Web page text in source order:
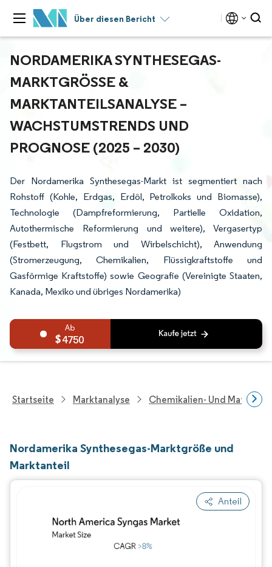
Über diesen Bericht
NORDAMERIKA SYNTHESEGAS-
MARKTGRÖSSE & M
ARKTANTEILSANALYSE – W
ACHSTUMSTRENDS UND P
ROGNOSE (2025 – 2030)
Der Nordamerika Synthesegas-Markt ist segmentiert nach
Rohstoff (Kohle, Erdgas, Erdöl, Petrolkoks und Biomasse),
Technologie (Dampfreformierung, Partielle Oxidation,
Autothermische Reformierung und weitere), Vergasertyp
(Festbett, Flugstrom und Wirbelschicht), Anwendung
(Stromerzeugung, Chemikalien, Flüssigkraftstoffe und
Gasförmige Kraftstoffe) sowie Geografie (Vereinigte Staaten,
Kanada, Mexiko und übriges Nordamerika)
4750
Startseite Marktanalyse Chemikalien- Und
Nordamerika Synthesegas-Marktgröße und
Marktanteil
Anteil